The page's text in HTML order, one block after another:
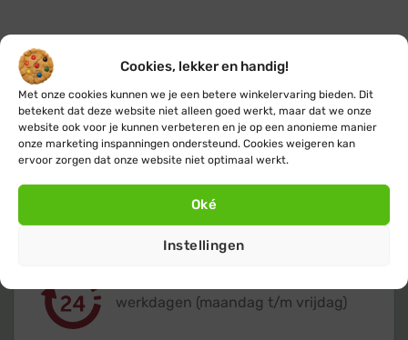
Cookies, lekker en handig!
Met onze cookies kunnen we je een betere winkelervaring bieden. Dit
betekent dat deze website niet alleen goed werkt, maar dat we onze
website ook voor je kunnen verbeteren en je op een anonieme manier
onze marketing inspanningen ondersteund. Cookies weigeren kan
ervoor zorgen dat onze website niet optimaal werkt.
Oké
Instellingen
Gratisof lage (€ 3,95) verzendkosten
voor heel Nederland & België
werkdagen (maandag t/m vrijdag)